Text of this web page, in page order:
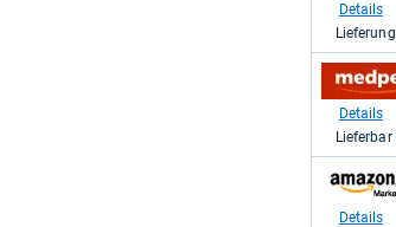
Shop
Apotheke
DE
für
9,49
kaufen.
Details
zum
Shop:
medpex
für
kaufen.
Details
Lieferbar
zum
Shop:
Details